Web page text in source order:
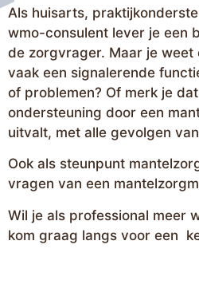
Als huisarts,
wmo-consulent lever je een
de zorgvrager. Maar je weet
vaak een signalerende
of problemen? Of merk je
ondersteuning door een
uitvalt, met alle gevolgen
Ook als steunpunt
vragen van een
Wil je als professional meer
kom graag langs voor een